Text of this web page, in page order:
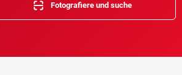
Fotografiere und suche